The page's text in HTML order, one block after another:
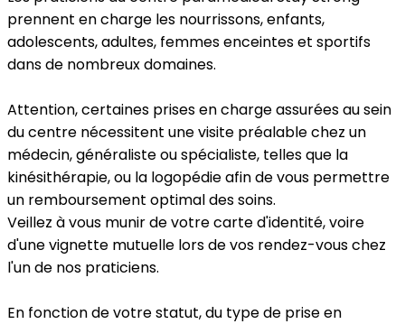
prennent en charge les nourrissons, enfants,
adolescents, adultes, femmes enceintes et sportifs
dans de nombreux domaines.
Attention, certaines prises en charge assurées au sein
du centre nécessitent une visite préalable chez un
médecin, généraliste ou spécialiste, telles que la
kinésithérapie, ou la logopédie afin de vous permettre
un remboursement optimal des soins.
Veillez à vous munir de votre carte d'identité, voire
d'une vignette mutuelle lors de vos rendez-vous chez
l'un de nos praticiens.
En fonction de votre statut, du type de prise en